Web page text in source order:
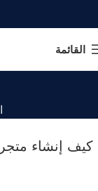
القائمة